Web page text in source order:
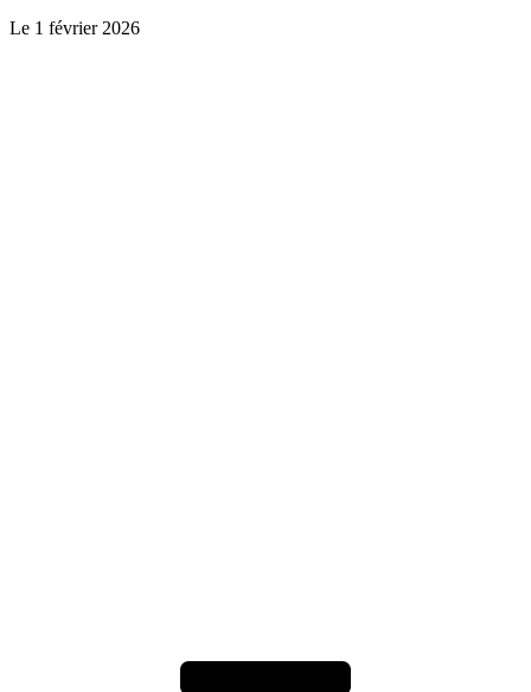
Le 1 février 2026